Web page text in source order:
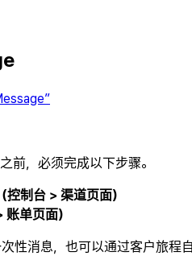
前，必须完成以下步骤。
（控制台 > 渠道页面）
账单页面）
性消息，也可以通过客户旅程